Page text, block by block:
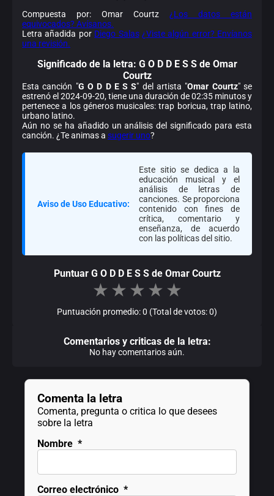
Compuesta por: Omar Courtz ¿Los datos están
equivocados? Avísanos.
Letra añadida por Diego Salas ¿Viste algún error? Envíanos
una revisión.
Significado de la letra: G O D D E S S de Omar
Courtz
Esta canción "G O D D E S S" del artista "Omar Courtz" se
estrenó el 2024-09-20, tiene una duración de 02:35 minutos y
pertenece a los géneros musicales: trap boricua, trap latino,
urbano latino.
Aún no se ha añadido un análisis del significado para esta
canción. ¿Te animas a sugerir uno?
Aviso de Uso Educativo:
Este sitio se dedica a la
educación musical y el
análisis de letras de
canciones. Se proporciona
contenido con fines de
crítica, comentario y
enseñanza, de acuerdo
con las políticas del sitio.
Puntuar G O D D E S S de Omar Courtz
★ ★ ★ ★ ★
Puntuación promedio: 0 (Total de votos: 0)
Comentarios y criticas de la letra:
No hay comentarios aún.
Comenta la letra
Comenta, pregunta o critica lo que desees
sobre la letra
Nombre *
Correo electrónico *